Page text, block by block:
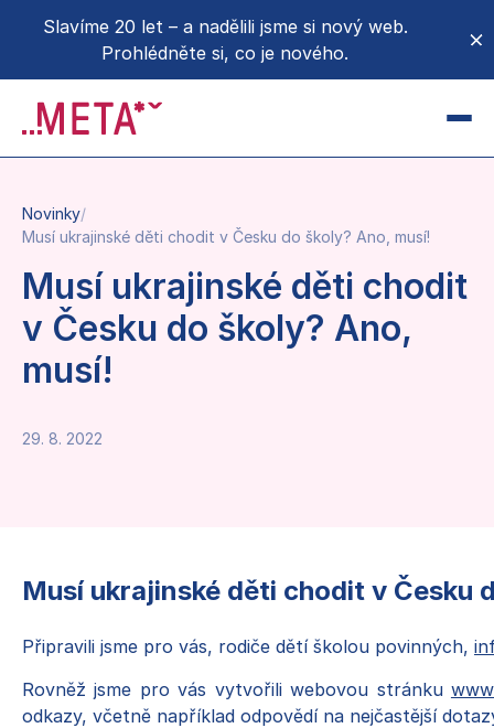
Slavíme 20 let – a nadělili jsme si nový web.
Prohlédněte si, co je nového.
CZ EN
Novinky
O METĚ
O nás
Donoři a partneři
Projekty a kampaně
Pro média
Pro vyučující
Publikace
Ke stažení
Kontakty
Novinky/
Musí ukrajinské děti chodit v Česku do školy? Ano, musí!
Musí ukrajinské děti chodit
v Česku do školy? Ano,
musí!
29. 8. 2022
Musí ukrajinské děti chodit v Česku
Připravili jsme pro vás, rodiče dětí školou povinných,
Rovněž jsme pro vás vytvořili webovou stránku
odkazy, včetně například odpovědí na nejčastější